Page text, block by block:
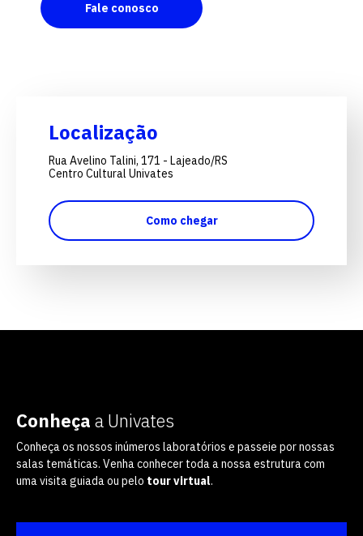
Fale conosco
Localização
Rua Avelino Talini, 171 - Lajeado/RS
Centro Cultural Univates
Como chegar
Conheça a Univates
Conheça os nossos inúmeros laboratórios e passeie por nossas
salas temáticas. Venha conhecer toda a nossa estrutura com
uma visita guiada ou pelo tour virtual.